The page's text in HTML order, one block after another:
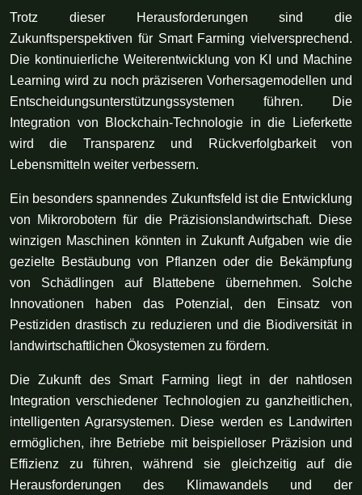
Trotz dieser Herausforderungen sind die
Zukunftsperspektiven für Smart Farming vielversprechend.
Die kontinuierliche Weiterentwicklung von KI und Machine
Learning wird zu noch präziseren Vorhersagemodellen und
Entscheidungsunterstützungssystemen führen. Die
Integration von Blockchain-Technologie in die Lieferkette
wird die Transparenz und Rückverfolgbarkeit von
Lebensmitteln weiter verbessern.
Ein besonders spannendes Zukunftsfeld ist die Entwicklung
von Mikrorobotern für die Präzisionslandwirtschaft. Diese
winzigen Maschinen könnten in Zukunft Aufgaben wie die
gezielte Bestäubung von Pflanzen oder die Bekämpfung
von Schädlingen auf Blattebene übernehmen. Solche
Innovationen haben das Potenzial, den Einsatz von
Pestiziden drastisch zu reduzieren und die Biodiversität in
landwirtschaftlichen Ökosystemen zu fördern.
Die Zukunft des Smart Farming liegt in der nahtlosen
Integration verschiedener Technologien zu ganzheitlichen,
intelligenten Agrarsystemen. Diese werden es Landwirten
ermöglichen, ihre Betriebe mit beispielloser Präzision und
Effizienz zu führen, während sie gleichzeitig auf die
Herausforderungen des Klimawandels und der